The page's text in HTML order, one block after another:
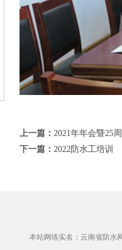
上一篇： 2021年年会暨25
下一篇： 2022防水工培训
本站网络实名：云南省防